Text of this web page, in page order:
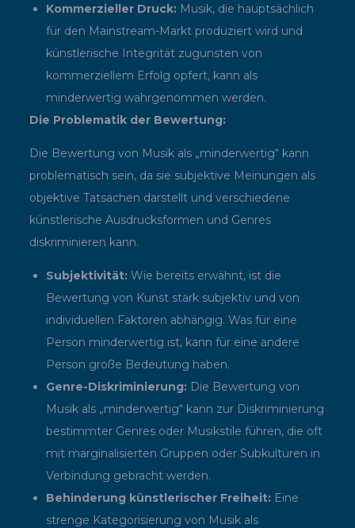
Kommerzieller Druck: Musik, die hauptsächlich
für den Mainstream-Markt produziert wird und
künstlerische Integrität zugunsten von
kommerziellem Erfolg opfert, kann als
minderwertig wahrgenommen werden.
Die Problematik der Bewertung:
Die Bewertung von Musik als „minderwertig“ kann
problematisch sein, da sie subjektive Meinungen als
objektive Tatsachen darstellt und verschiedene
künstlerische Ausdrucksformen und Genres
diskriminieren kann.
Subjektivität: Wie bereits erwähnt, ist die
Bewertung von Kunst stark subjektiv und von
individuellen Faktoren abhängig. Was für eine
Person minderwertig ist, kann für eine andere
Person große Bedeutung haben.
Genre-Diskriminierung: Die Bewertung von
Musik als „minderwertig“ kann zur Diskriminierung
bestimmter Genres oder Musikstile führen, die oft
mit marginalisierten Gruppen oder Subkulturen in
Verbindung gebracht werden.
Behinderung künstlerischer Freiheit: Eine
strenge Kategorisierung von Musik als